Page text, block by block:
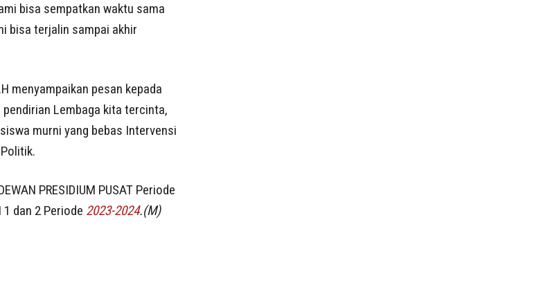
bisa sempatkan waktu sama
bisa terjalin sampai akhir
menyampaikan pesan kepada
Lembaga kita tercinta,
murni yang bebas Intervensi
PRESIDIUM PUSAT Periode
1 dan 2 Periode 2023-2024.(M)